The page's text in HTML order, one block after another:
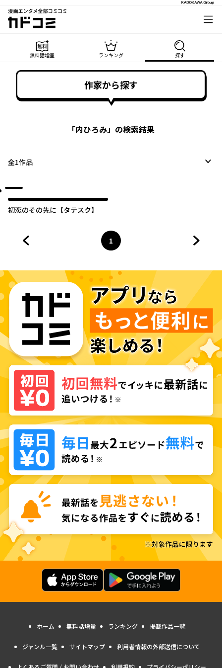
漫画エンタメ全部コミコミ
カドコミ
無料話増量 ランキング 探す
作家から探す
「内ひろみ」の検索結果
全1作品
初恋のその先に【タテスク】
ページ
1
へ
ホーム 無料話増量 ランキング 掲載作品一覧
ジャンル一覧 サイトマップ 利用者情報の外部送信について